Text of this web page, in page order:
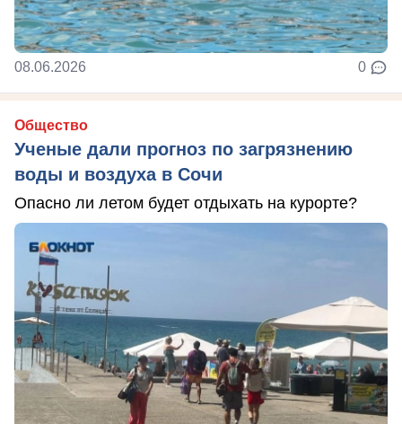
08.06.2026 0
Общество
Ученые дали прогноз по загрязнению
воды и воздуха в Сочи
Опасно ли летом будет отдыхать на курорте?